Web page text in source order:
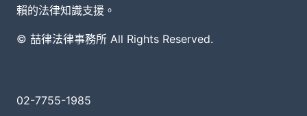
賴的法律知識支援。
© 喆律法律事務所 All Rights Reserved.
02-7755-1985